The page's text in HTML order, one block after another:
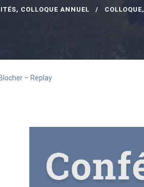
, COLLOQUE ANNUEL COLLOQUE,
– Replay